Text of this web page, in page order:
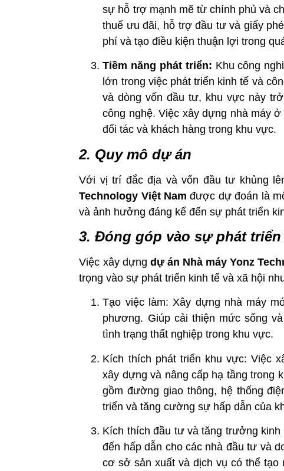
sự hỗ trợ mạnh mẽ từ chính phủ và
thuế ưu đãi, hỗ trợ đầu tư và giấy
phí và tạo điều kiện thuận lợi trong
Tiềm năng phát triển: Khu công
lớn trong việc phát triển kinh tế và
và dòng vốn đầu tư, khu vực này
công nghệ. Việc xây dựng nhà máy
đối tác và khách hàng trong khu vực.
2. Quy mô dự án
Với vị trí đắc địa và vốn đầu tư khủng
Technology Việt Nam được dự đoán là
và ảnh hưởng đáng kể đến sự phát triển
3. Đóng góp vào sự phát
Việc xây dựng dự án Nhà máy Yonz
trọng vào sự phát triển kinh tế và xã hội
Tạo việc làm: Xây dựng nhà máy
phương. Giúp cải thiện mức sống
tình trạng thất nghiệp trong khu vực.
Kích thích phát triển khu vực: Việc
xây dựng và nâng cấp hạ tầng trong
gồm đường giao thông, hệ thống
triển và tăng cường sự hấp dẫn của
Kích thích đầu tư và tăng trưởng
đến hấp dẫn cho các nhà đầu tư và
cơ sở sản xuất và dịch vụ có thể